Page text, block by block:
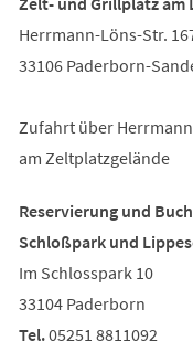
Herrmann-Löns-Str.
33106 Paderborn-
Zufahrt über
am Zeltplatzgelände
Reservierung und
Schloßpark und
Im Schlosspark 10
33104 Paderborn
Tel.05251 8811092